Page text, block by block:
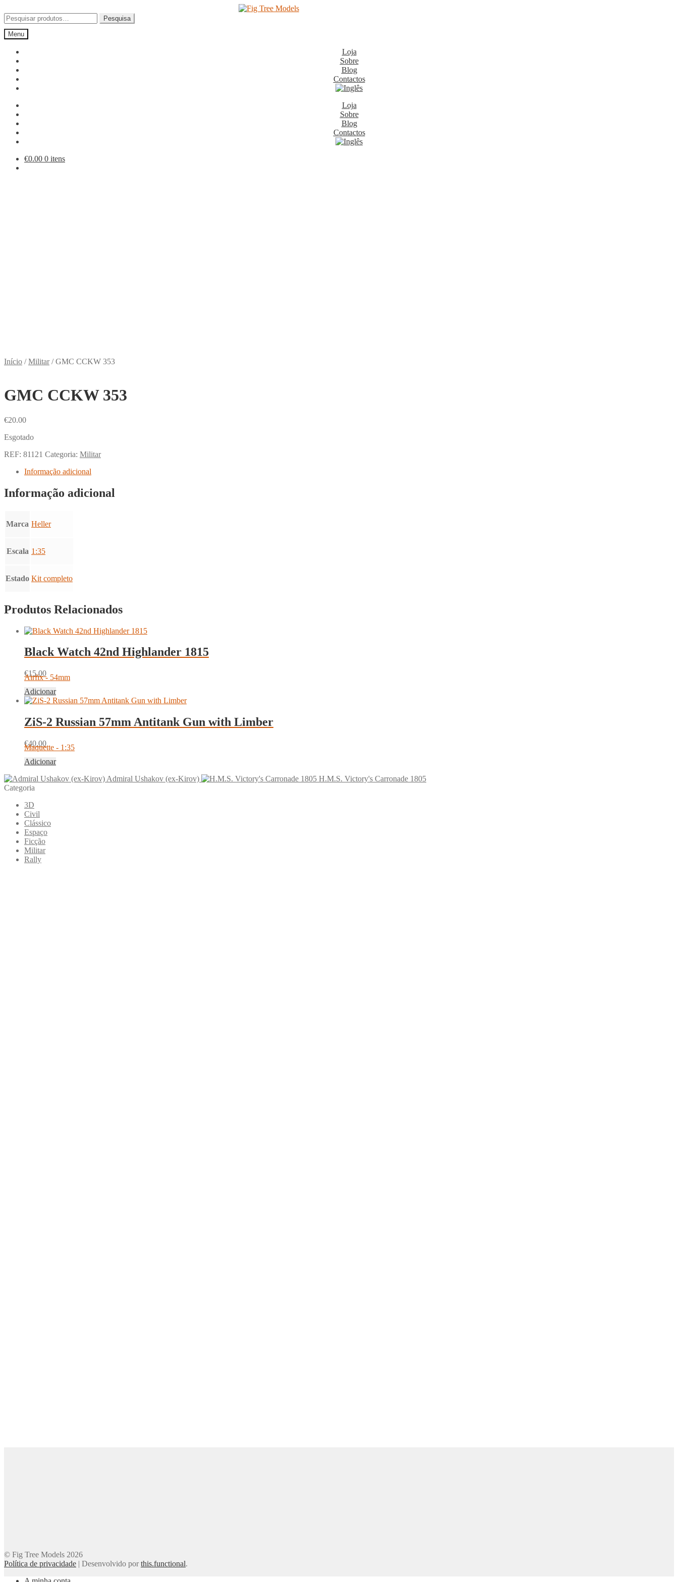
para
a
navegação
para
o
conteúdo
Pesquisar
por:
Pesquisa
Menu
Loja
Sobre
Blog
Contactos
Loja
Sobre
Blog
Contactos
€0.00 0 itens
Início /Militar/GMC CCKW 353
GMC CCKW 353
€20.00
Esgotado
REF: 81121 Categoria: Militar
Informação adicional
Informação adicional
Marca Heller
Escala 1:35
Estado Kit completo
Produtos Relacionados
Black Watch 42nd Highlander 1815
€15.00
Airfix - 54mm
Adicionar
ZiS-2 Russian 57mm Antitank Gun with Limber
€40.00
Maquette - 1:35
Adicionar
Admiral Ushakov (ex-Kirov)
H.M.S. Victory's Carronade 1805
Categoria
3D
Civil
Clássico
Espaço
Ficção
Militar
Rally
© Fig Tree Models 2026
Política de privacidade | Desenvolvido porthis.functional.